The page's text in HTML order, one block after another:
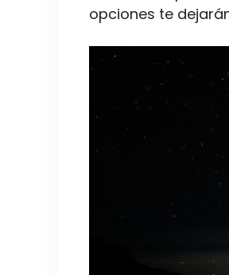
opciones te